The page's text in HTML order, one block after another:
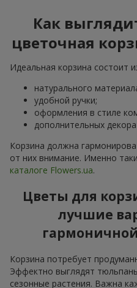
Как
цветочная
Идеальная корзина состоит
натурального
удобной ручки;
оформления в стиле
дополнительных
Корзина должна
от них внимание. Именно
каталоге Flowers.ua.
Цветы для
лучшие
Корзина потребует
Эффектно выглядят
сезонные растения. Важна